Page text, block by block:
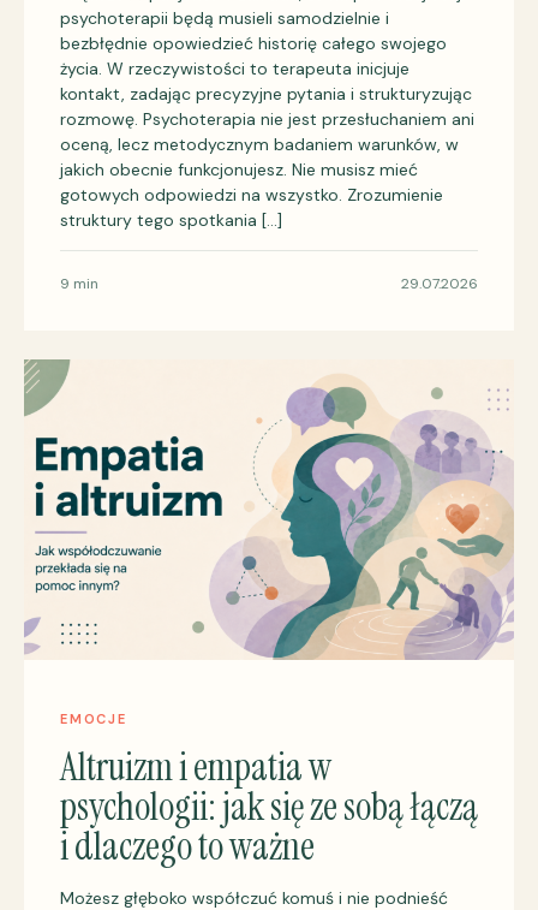
psychoterapii będą musieli samodzielnie i
bezbłędnie opowiedzieć historię całego swojego
życia. W rzeczywistości to terapeuta inicjuje
kontakt, zadając precyzyjne pytania i strukturyzując
rozmowę. Psychoterapia nie jest przesłuchaniem ani
oceną, lecz metodycznym badaniem warunków, w
jakich obecnie funkcjonujesz. Nie musisz mieć
gotowych odpowiedzi na wszystko. Zrozumienie
struktury tego spotkania […]
9 min 29.07.2026
EMOCJE
Altruizm i empatia w
psychologii: jak się ze sobą łączą
i dlaczego to ważne
Możesz głęboko współczuć komuś i nie podnieść